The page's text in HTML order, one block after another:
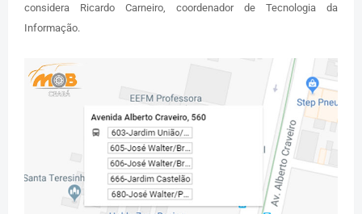
considera Ricardo Carneiro, coordenador de Tecnologia da
Informação.